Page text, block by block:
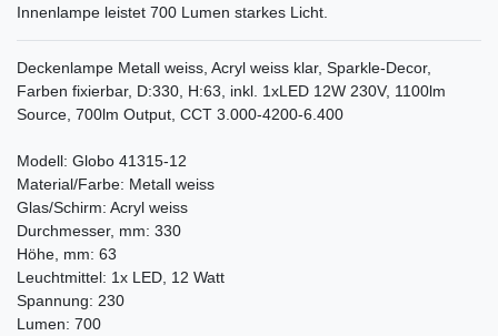
Innenlampe leistet 700 Lumen starkes Licht.
Deckenlampe Metall weiss, Acryl weiss klar, Sparkle-Decor,
Farben fixierbar, D:330, H:63, inkl. 1xLED 12W 230V, 1100lm
Source, 700lm Output, CCT 3.000-4200-6.400
Modell: Globo 41315-12
Material/Farbe: Metall weiss
Glas/Schirm: Acryl weiss
Durchmesser, mm: 330
Höhe, mm: 63
Leuchtmittel: 1x LED, 12 Watt
Spannung: 230
Lumen: 700